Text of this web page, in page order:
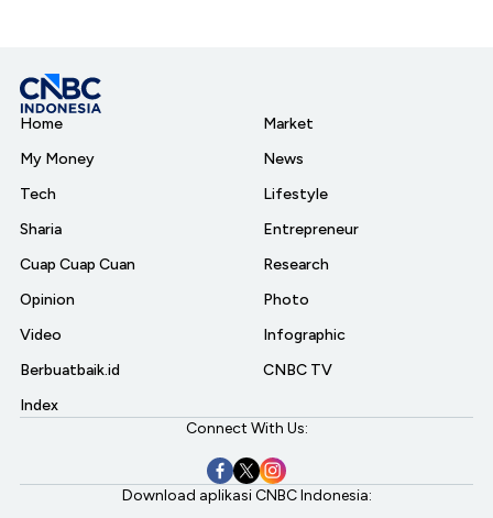
Home
My Money
Tech
Sharia
Cuap Cuap Cuan
Opinion
Video
Berbuatbaik.id
Index
Market
News
Lifestyle
Entrepreneur
Research
Photo
Infographic
CNBC TV
Connect With Us:
Download aplikasi CNBC Indonesia: